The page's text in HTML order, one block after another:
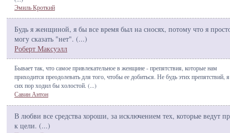
Эмиль Кроткий
Будь я женщиной, я бы все время был на сносях, потому что я
могу сказать "нет". (...)
Роберт Максуэлл
Бывает так, что самое привлекательное в женщине - препятствия, которые нам
приходится преодолевать для того, чтобы ее добиться. Не будь этих препятствий,
сих пор ходил бы холостой. (...)
Савин Антон
В любви все средства хороши, за исключением тех, которые ведут
к цели. (...)